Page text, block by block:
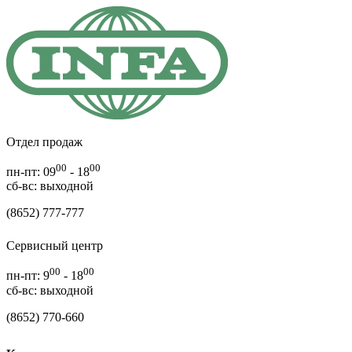
Отдел продаж
пн-пт: 0900 - 1800
cб-вс: выходной
(8652) 777-777
Сервисный центр
пн-пт: 900 - 1800
сб-вс: выходной
(8652) 770-660